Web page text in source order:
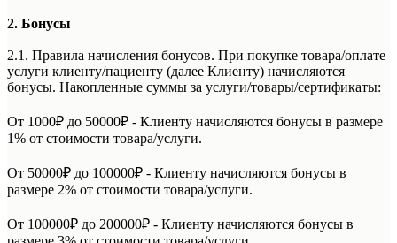
2. Бонусы
2.1. Правила начисления бонусов. При покупке товара/оплате
услуги клиенту/пациенту (далее Клиенту) начисляются
бонусы. Накопленные суммы за услуги/товары/сертификаты:
От 1000₽ до 50000₽ - Клиенту начисляются бонусы в размере
1% от стоимости товара/услуги.
От 50000₽ до 100000₽ - Клиенту начисляются бонусы в
размере 2% от стоимости товара/услуги.
От 100000₽ до 200000₽ - Клиенту начисляются бонусы в